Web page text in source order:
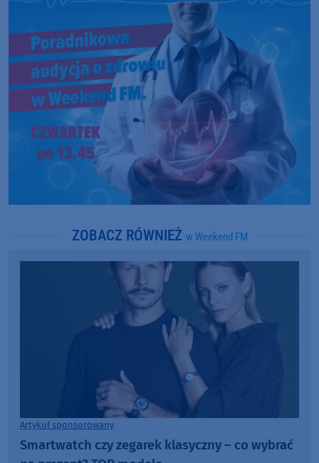
ZOBACZ RÓWNIEŻ w Weekend FM
Artykuł sponsorowany
Smartwatch czy zegarek klasyczny – co wybrać